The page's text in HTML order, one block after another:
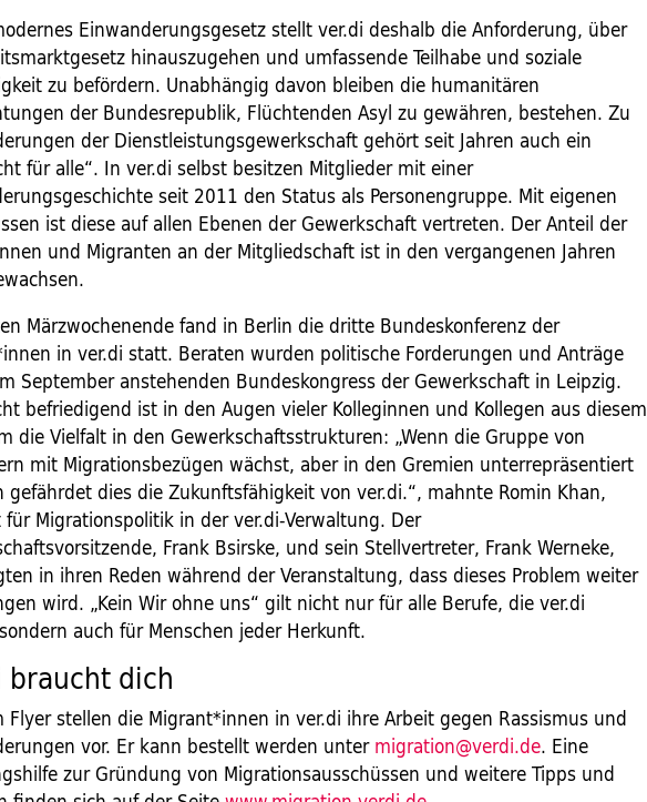
Einwanderungsgesetz stellt ver.di deshalb die Anforderung, über
hinauszugehen und umfassende Teilhabe und soziale
zu befördern. Unabhängig davon bleiben die humanitären
der Bundesrepublik, Flüchtenden Asyl zu gewähren, bestehen. Zu
der Dienstleistungsgewerkschaft gehört seit Jahren auch ein
für alle“. In ver.di selbst besitzen Mitglieder mit einer
seit 2011 den Status als Personengruppe. Mit eigenen
ist diese auf allen Ebenen der Gewerkschaft vertreten. Der Anteil der
und Migranten an der Mitgliedschaft ist in den vergangenen Jahren
Märzwochenende fand in Berlin die dritte Bundeskonferenz der
in ver.di statt. Beraten wurden politische Forderungen und Anträge
September anstehenden Bundeskongress der Gewerkschaft in Leipzig.
befriedigend ist in den Augen vieler Kolleginnen und Kollegen aus diesem
die Vielfalt in den Gewerkschaftsstrukturen: „Wenn die Gruppe von
mit Migrationsbezügen wächst, aber in den Gremien unterrepräsentiert
gefährdet dies die Zukunftsfähigkeit von ver.di.“, mahnte Romin Khan,
für Migrationspolitik in der ver.di-Verwaltung. Der
Frank Bsirske, und sein Stellvertreter, Frank Werneke,
in ihren Reden während der Veranstaltung, dass dieses Problem weiter
wird. „Kein Wir ohne uns“ gilt nicht nur für alle Berufe, die ver.di
auch für Menschen jeder Herkunft.
braucht dich
Flyer stellen die Migrant*innen in ver.di ihre Arbeit gegen Rassismus und
vor. Er kann bestellt werden untermigration@verdi.de. Eine
zur Gründung von Migrationsausschüssen und weitere Tipps und